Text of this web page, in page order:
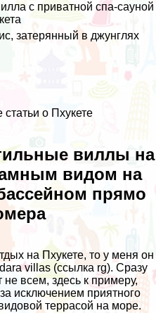
с приватной спа-сауной
затерянный в джунглях
статьи о Пхукете
виллы на
видом на
прямо
на Пхукете, то у меня он
villas (ссылка rg). Сразу
не всем, здесь к примеру,
исключением приятного
террасой на море.